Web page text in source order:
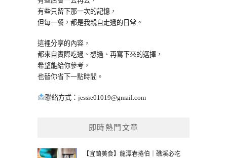
有些只留下那一次的記憶，
但每一餐，都是我親自走過的日常。
這裡分享的內容，
都來自實際吃過、想過、再寫下來的選擇，
希望能給你參考，
也替你省下一點時間。
聯絡方式： jessie01019@gmail.com
即時熱門文章
【宜蘭美食】龍潭春捲伯｜礁溪必吃